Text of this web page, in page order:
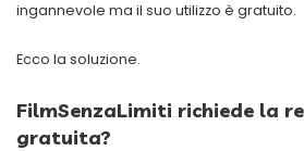
ingannevole ma il suo utilizzo è gratuito.
Ecco la soluzione.
FilmSenzaLimiti richiede la
gratuita?